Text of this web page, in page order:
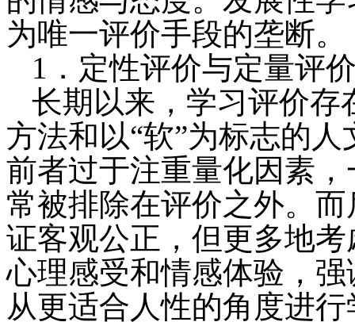
为唯一评价手段的垄断。
1．定性评价与定量评
长期以来，学习评价存
方法和以“软”为标志的
前者过于注重量化因素
常被排除在评价之外。
证客观公正，但更多地
心理感受和情感体验，
从更适合人性的角度进